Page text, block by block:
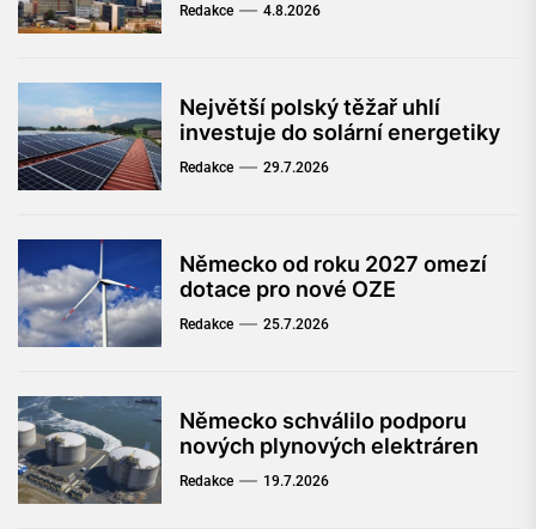
Redakce 4.8.2026
Největší polský těžař uhlí
investuje do solární energetiky
Redakce 29.7.2026
Německo od roku 2027 omezí
dotace pro nové OZE
Redakce 25.7.2026
Německo schválilo podporu
nových plynových elektráren
Redakce 19.7.2026